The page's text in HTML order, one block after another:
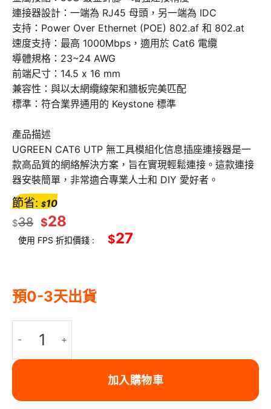
連接器設計：一端為 RJ45 母頭，另一端為 IDC
支持：Power Over Ethernet (POE) 802.af 和 802.at
速度支持：最高 1000Mbps，適用於 Cat6 電纜
導體規格：23~24 AWG
前端尺寸：14.5 x 16 mm
兼容性：與以太網纜線架和牆板完美匹配
標準：符合業界通用的 Keystone 標準
產品描述
UGREEN CAT6 UTP 無工具模組化信息插座連接器是一
款高品質的網絡解決方案，旨在實現輕鬆連接。這款連接
器安裝簡單，非常適合專業人士和 DIY 愛好者。
$38 $28
節省: $10
使用 FPS 折扣價錢 : $27
預0-3天出貨
加入購物車